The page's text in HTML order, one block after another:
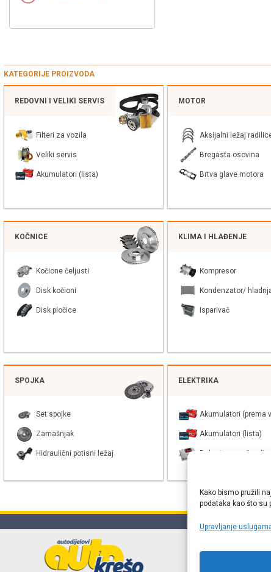
Kako bismo pružili
podataka kao što su
Upravljanje
KATEGORIJE PROIZVODA
REDOVNI I VELIKI SERVIS
Filteri za vozila
Veliki servis
Akumulatori (lista)
MOTOR
Aksijalni ležaj
Bregasta osovina
Brtva glave motora
KOČNICE
Kočione čeljusti
Disk kočioni
Disk pločice
KLIMA I HLAĐENJE
Kompresor
Kondenzator/
Isparivač
SPOJKA
Set spojke
Zamašnjak
Hidraulični potisni ležaj
ELEKTRIKA
Akumulatori (prema
Akumulatori (lista)
Balast xenon žarulje
Online